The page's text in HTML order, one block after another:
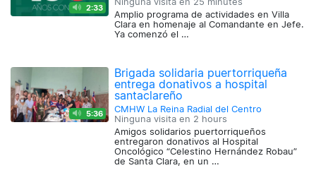
2:33
Amplio programa de actividades en Villa
Clara en homenaje al Comandante en Jefe.
Ya comenzó el …
5:36
Brigada solidaria puertorriqueña
entrega donativos a hospital
santaclareño
CMHW La Reina Radial del Centro
Ninguna visita en 2 hours
Amigos solidarios puertorriqueños
entregaron donativos al Hospital
Oncológico “Celestino Hernández Robau”
de Santa Clara, en un …